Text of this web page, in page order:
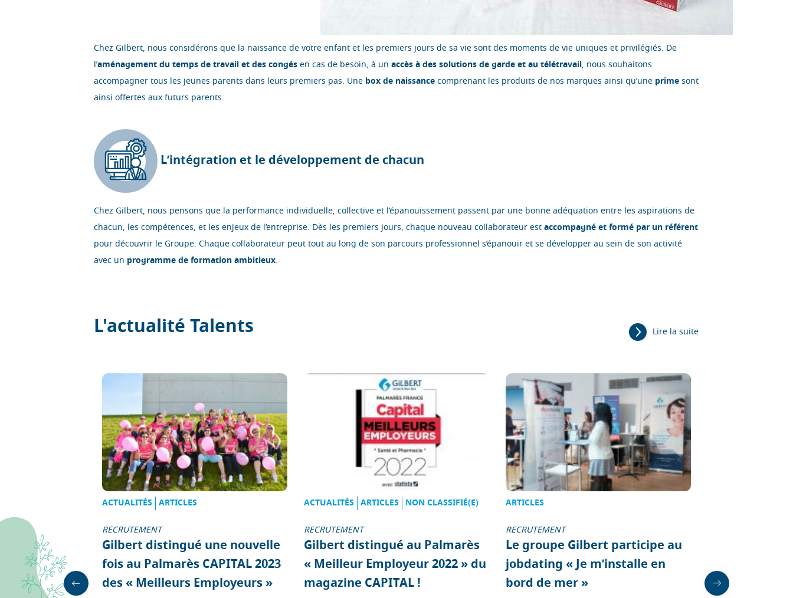
Chez Gilbert, nous considérons que la naissance de votre enfant et les premiers jours de sa vie sont des moments de vie uniques et privilégiés. De
l’aménagement du temps de travail et des congésen cas de besoin, à un accès à des solutions de garde et au télétravail, nous souhaitons
accompagner tous les jeunes parents dans leurs premiers pas. Une box de naissancecomprenant les produits de nos marques ainsi qu’une primesont
ainsi offertes aux futurs parents.
L’intégration et le développement de chacun
Chez Gilbert, nous pensons que la performance individuelle, collective et l’épanouissement passent par une bonne adéquation entre les aspirations de
chacun, les compétences, et les enjeux de l’entreprise. Dès les premiers jours, chaque nouveau collaborateur estaccompagné et formé par un référent
pour découvrir le Groupe. Chaque collaborateur peut tout au long de son parcours professionnel s’épanouir et se développer au sein de son activité
avec un programme de formation ambitieux.
L'actualité Talents Lire la suite
Emploi : 24
sein des
ACTUALITÉS ARTICLES
RECRUTEMENT
Gilbert distingué une nouvelle
fois au Palmarès CAPITAL 2023
des « Meilleurs Employeurs »
ACTUALITÉS ARTICLES NON CLASSIFIÉ(E)
RECRUTEMENT
Gilbert distingué au Palmarès
« Meilleur Employeur 2022 » du
magazine CAPITAL !
ARTICLES
RECRUTEMENT
Le groupe Gilbert participe au
jobdating « Je m’installe en
bord de mer »
représenté par